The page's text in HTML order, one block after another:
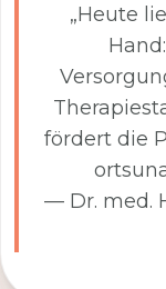
„Heute
fördert die
— Dr. med.